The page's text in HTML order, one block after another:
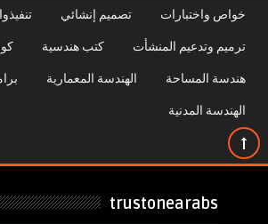
خواص واختبارات تصميم إنشائي
ترميم وتدعيم المنشأت كتب هندسية
هندسة المساحة الهندسة المعمارية
الهندسة المدنية
trustonearabs